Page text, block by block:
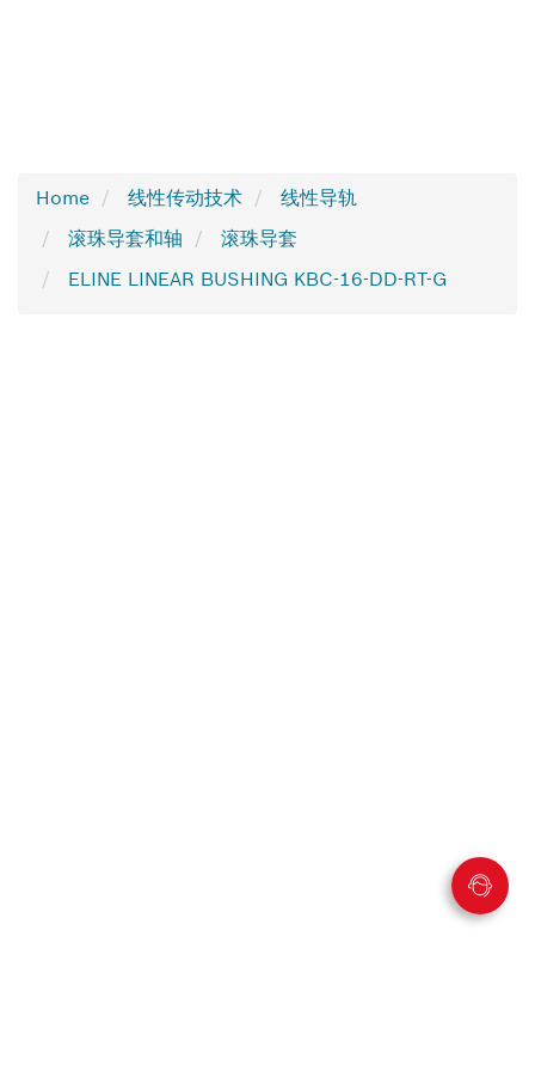
Home 线性传动技术
线性导轨
滚珠导套和轴
滚珠导套
ELINE LINEAR BUSHING KBC-16-DD-RT-G